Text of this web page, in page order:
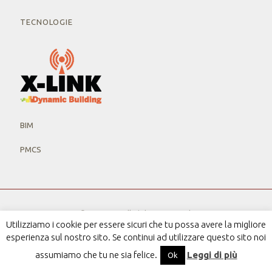
TECNOLOGIE
BIM
PMCS
© 2019 MV. All Rights Reserved.
P.IVA 12568851005
Privacy Policy
CB&C
Utilizziamo i cookie per essere sicuri che tu possa avere la migliore
esperienza sul nostro sito. Se continui ad utilizzare questo sito noi
assumiamo che tu ne sia felice.
Ok Leggi di più